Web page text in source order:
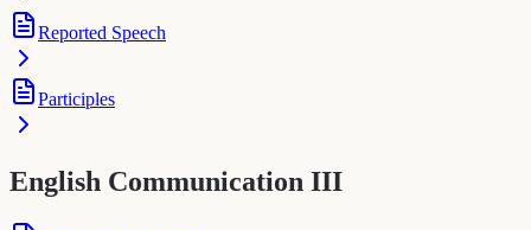
Reported Speech
Participles
English Communication III